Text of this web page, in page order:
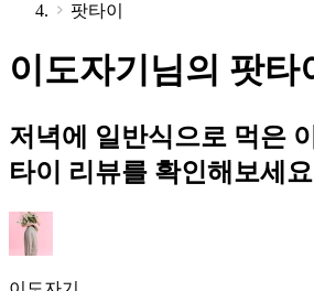
팟타이
이도자기님의 팟타
저녁에 일반식으로 먹은
타이 리뷰를 확인해보세